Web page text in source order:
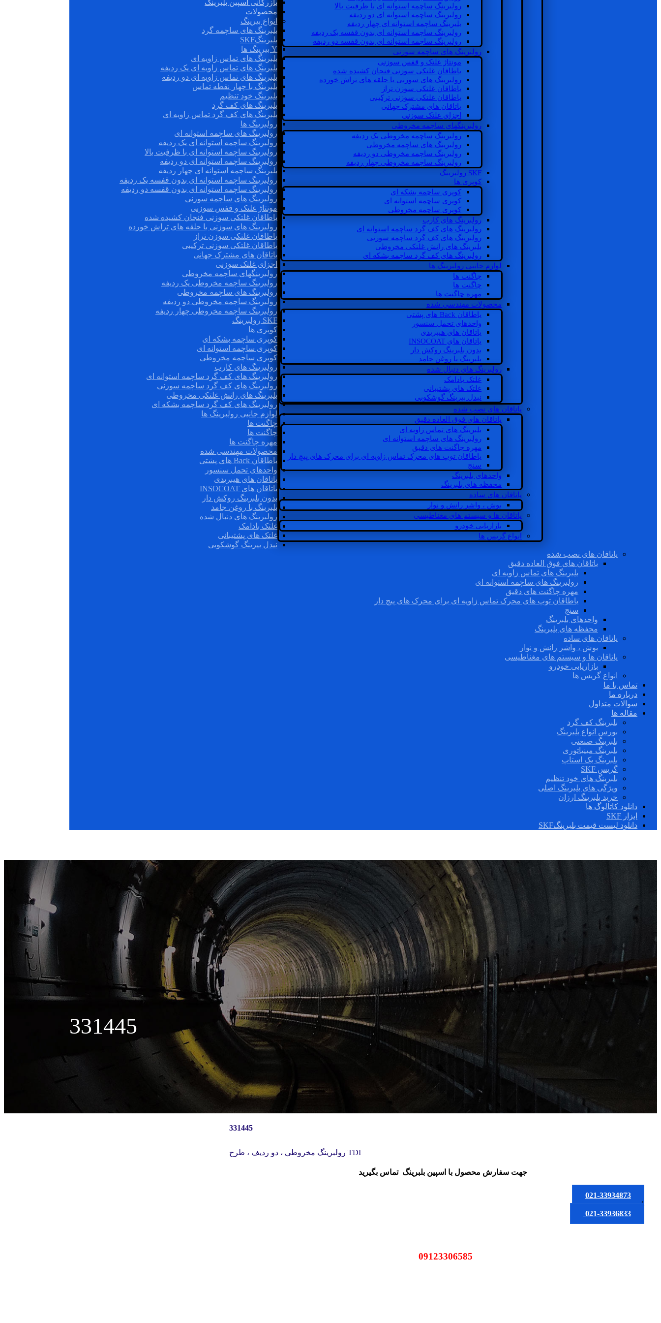
رولبرینگ ساچمه استوانه ای با ظرفیت بالا
رولبرینگ ساچمه استوانه ای دو ردیفه
بلبرینگ ساچمه استوانه ای چهار ردیفه
رولبرینگ ساچمه استوانه ای بدون قفسه یک ردیفه
رولبرینگ ساچمه استوانه ای بدون قفسه دو ردیفه
رولبرینگ های ساچمه سوزنی
مونتاژ غلتک و قفس سوزنی
یاطاقان غلتکی سوزنی فنجان کشیده شده
رولبرینگ های سوزنی با حلقه های تراش خورده
یاطاقان غلتکی سوزن تراز
یاطاقان غلتکی سوزنی ترکیبی
یاتاقان های مشترک جهانی
اجزای غلتک سوزنی
رولبرینگهای ساچمه مخروطی
رولبرینگ ساچمه مخروطی یک ردیفه
رولبرینگ های ساچمه مخروطی
رولبرینگ ساچمه مخروطی دو ردیفه
رولبرینگ ساچمه مخروطی چهار ردیفه
SKF رولبرینگ
کوپری ها
کوپری ساچمه بشکه ای
کوپری ساچمه استوانه ای
کوپری ساچمه مخروطی
رولبرینگ های کارب
رولبرینگ های کف گرد ساچمه استوانه ای
رولبرینگ های کف گرد ساچمه سوزنی
بلبرینگ های رانش غلتکی مخروطی
رولبرینگ های کف گرد ساچمه بشکه ای
لوازم جانبی رولبرینگ ها
چاگنت ها
چاگنت ها
مهره چاگنت ها
محصولات مهندسی شده
یاطاقان Back های پشتی
واحدهای تحمل سنسور
یاتاقان های هیبریدی
یاتاقان های INSOCOAT
بدون بلبرینگ روکش دار
بلبرینگ با روغن جامد
رولبرینگ های دنبال شده
غلتک بادامک
غلتک های پشتیبانی
نیدل بیرینگ گوشکوبی
یاتاقان های نصب شده
یاتاقان های فوق العاده دقیق
بلبرینگ های تماس زاویه ای
رولبرینگ های ساچمه استوانه ای
مهره چاگنت های دقیق
یاطاقان توپ های محرک تماس زاویه ای برای محرک های پیچ دار
سنج
واحدهای بلبرینگ
محفظه های بلبرینگ
یاتاقان های ساده
بوش ، واشر رانش و نوار
یاتاقان ها و سیستم های مغناطیسی
بازاریابی خودرو
انواع گریس ها
بازرگانی اسپین بلبرینگ
محصولات
انواع بیرینگ
بلبرینگ های ساچمه گرد
بلبرینگSKF
Y بیرینگ ها
بلبرینگ های تماس زاویه ای
بلبرینگ های تماس زاویه ای یک ردیفه
بلبرینگ های تماس زاویه ای دو ردیفه
بلبرینگ با چهار نقطه تماس
بلبرینگ خود تنظیم
بلبرینگ های کف گرد
بلبرینگ های کف گرد تماس زاویه ای
رولبرینگ ها
رولبرینگ های ساچمه استوانه ای
رولبرینگ ساچمه استوانه ای یک ردیفه
رولبرینگ ساچمه استوانه ای با ظرفیت بالا
رولبرینگ ساچمه استوانه ای دو ردیفه
بلبرینگ ساچمه استوانه ای چهار ردیفه
رولبرینگ ساچمه استوانه ای بدون قفسه یک ردیفه
رولبرینگ ساچمه استوانه ای بدون قفسه دو ردیفه
رولبرینگ های ساچمه سوزنی
مونتاژ غلتک و قفس سوزنی
یاطاقان غلتکی سوزنی فنجان کشیده شده
رولبرینگ های سوزنی با حلقه های تراش خورده
یاطاقان غلتکی سوزن تراز
یاطاقان غلتکی سوزنی ترکیبی
یاتاقان های مشترک جهانی
اجزای غلتک سوزنی
رولبرینگهای ساچمه مخروطی
رولبرینگ ساچمه مخروطی یک ردیفه
رولبرینگ های ساچمه مخروطی
رولبرینگ ساچمه مخروطی دو ردیفه
رولبرینگ ساچمه مخروطی چهار ردیفه
SKF رولبرینگ
کوپری ها
کوپری ساچمه بشکه ای
کوپری ساچمه استوانه ای
کوپری ساچمه مخروطی
رولبرینگ های کارب
رولبرینگ های کف گرد ساچمه استوانه ای
رولبرینگ های کف گرد ساچمه سوزنی
بلبرینگ های رانش غلتکی مخروطی
رولبرینگ های کف گرد ساچمه بشکه ای
لوازم جانبی رولبرینگ ها
چاگنت ها
چاگنت ها
مهره چاگنت ها
محصولات مهندسی شده
یاطاقان Back های پشتی
واحدهای تحمل سنسور
یاتاقان های هیبریدی
یاتاقان های INSOCOAT
بدون بلبرینگ روکش دار
بلبرینگ با روغن جامد
رولبرینگ های دنبال شده
غلتک بادامک
غلتک های پشتیبانی
نیدل بیرینگ گوشکوبی
یاتاقان های نصب شده
یاتاقان های فوق العاده دقیق
بلبرینگ های تماس زاویه ای
رولبرینگ های ساچمه استوانه ای
مهره چاگنت های دقیق
یاطاقان توپ های محرک تماس زاویه ای برای محرک های پیچ دار
سنج
واحدهای بلبرینگ
محفظه های بلبرینگ
یاتاقان های ساده
بوش ، واشر رانش و نوار
یاتاقان ها و سیستم های مغناطیسی
بازاریابی خودرو
انواع گریس ها
تماس با ما
درباره ما
سوالات متداول
مقاله ها
بلبرینگ کف گرد
بورس انواع بلبرینگ
بلبرینگ صنعتی
بلبرینگ مینیاتوری
بلبرینگ بک استاپ
گریس SKF
بلبرینگ های خود تنظیم
ویژگی های بلبرینگ اصلی
خرید بلبرینگ ارزان
دانلود کاتالوگ ها
ابزار SKF
دانلود لیست قیمت بلبرینگSKF
331445
331445
رولبرینگ مخروطی ، دو ردیف ، طرح TDI
جهت سفارش محصول با اسپین بلبرینگ تماس بگیرید
021-33934873
یا
021-33936833